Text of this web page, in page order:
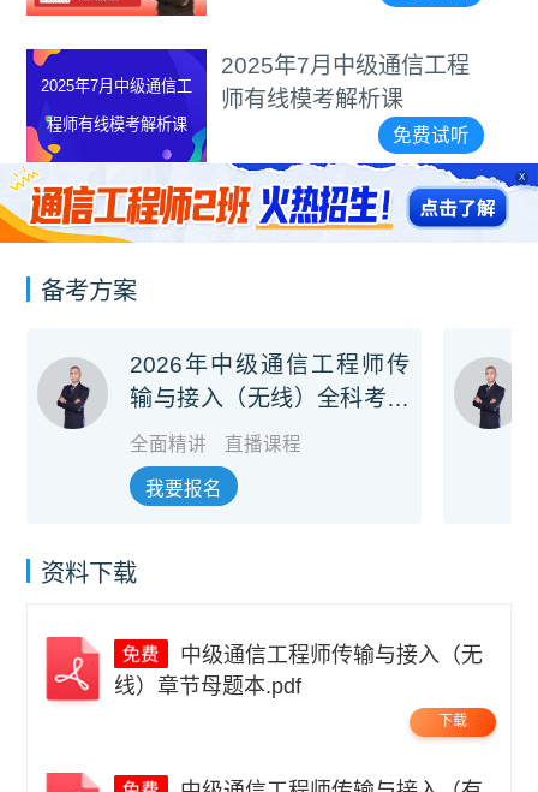
2025年7月中级通信工
程师有线模考解析课
2025年7月中级通信工程
师有线模考解析课
免费试听
X
备考方案
2026年中级通信工程师传
输与接入（无线）全科考前
冲刺班
全面精讲 直播课程
我要报名
资料下载
线）章节母题本.pdf
下载